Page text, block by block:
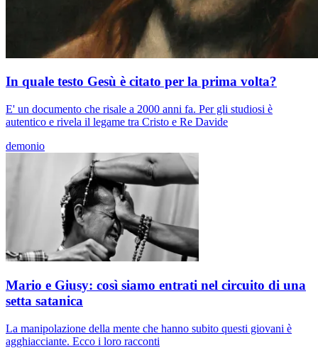
In quale testo Gesù è citato per la prima volta?
E' un documento che risale a 2000 anni fa. Per gli studiosi è
autentico e rivela il legame tra Cristo e Re Davide
demonio
Mario e Giusy: così siamo entrati nel circuito di una
setta satanica
La manipolazione della mente che hanno subito questi giovani è
agghiacciante. Ecco i loro racconti